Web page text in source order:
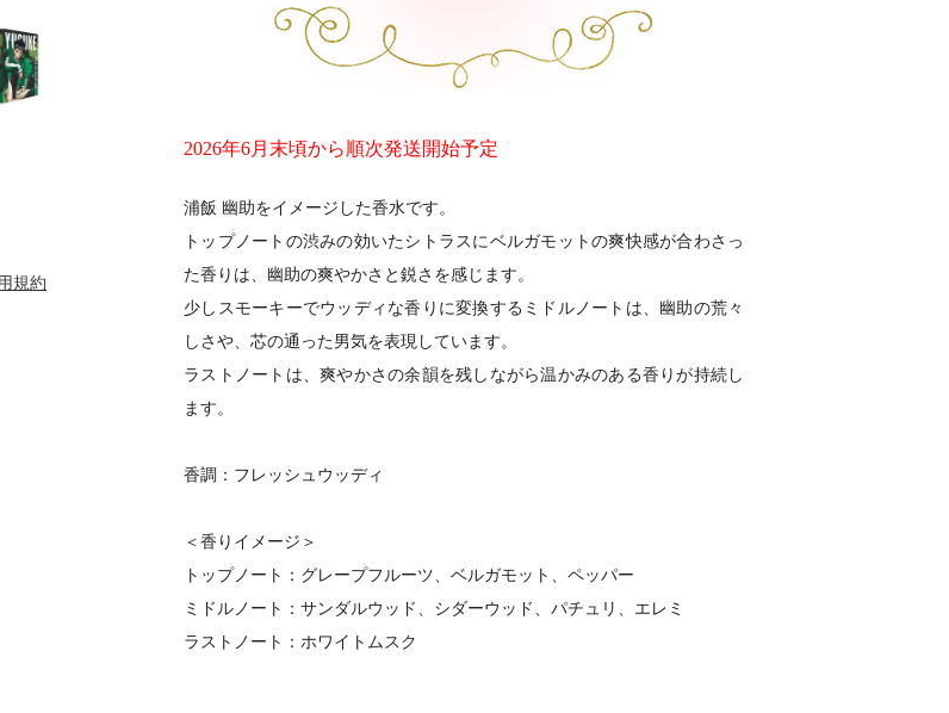
規約
2026年6月末頃から順次発送開始予定
浦飯 幽助をイメージした香水です。
トップノートの渋みの効いたシトラスにベルガモットの爽快感が合わさっ
た香りは、幽助の爽やかさと鋭さを感じます。
少しスモーキーでウッディな香りに変換するミドルノートは、幽助の荒々
しさや、芯の通った男気を表現しています。
ラストノートは、爽やかさの余韻を残しながら温かみのある香りが持続し
ます。
香調：フレッシュウッディ
＜香りイメージ＞
トップノート：グレープフルーツ、ベルガモット、ペッパー
ミドルノート：サンダルウッド、シダーウッド、パチュリ、エレミ
ラストノート：ホワイトムスク